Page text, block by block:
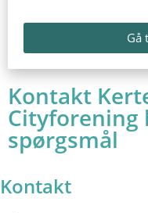
Gå
Kontakt
Cityforening
spørgsmål
Kontakt